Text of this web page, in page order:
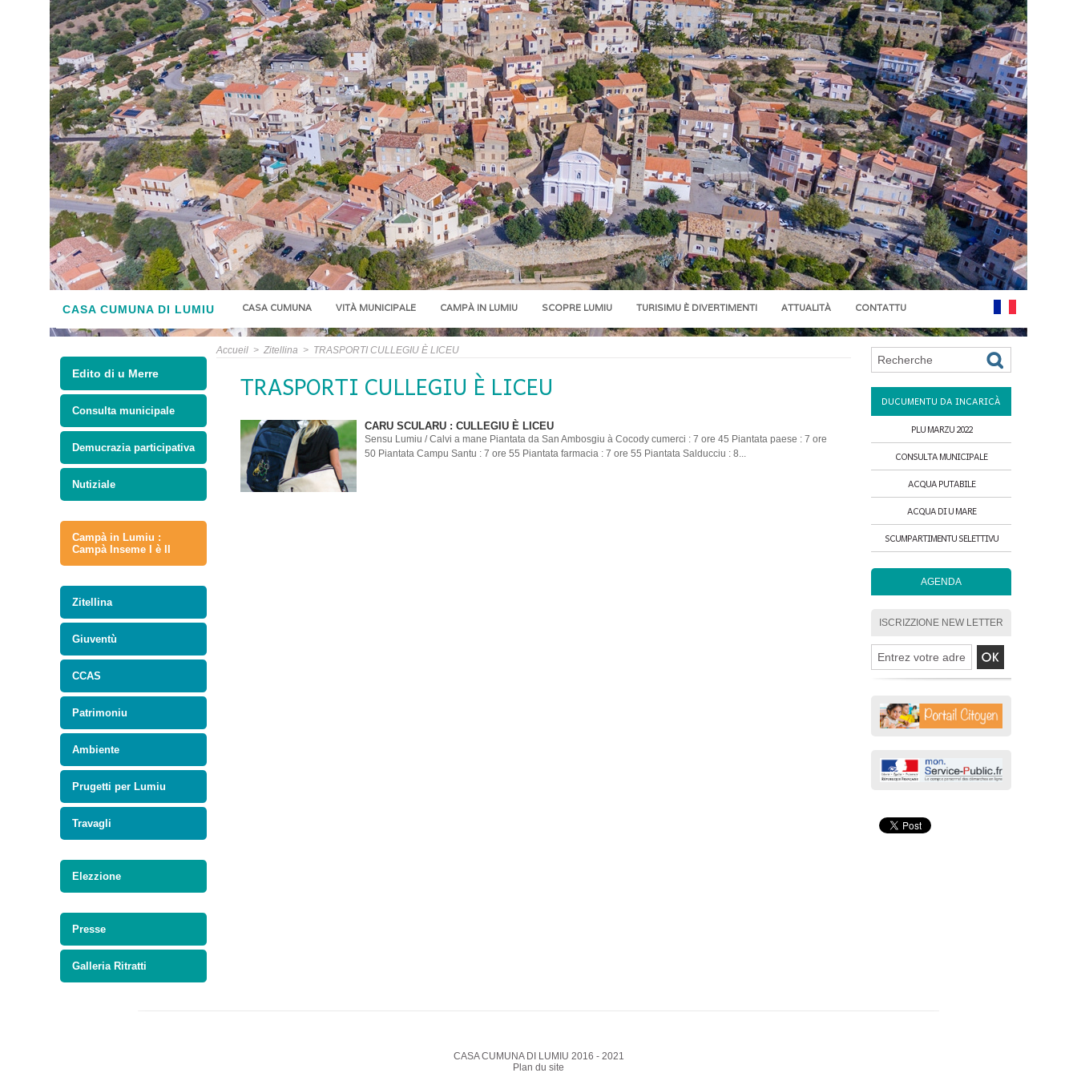
CASA CUMUNA DI LUMIU CASA CUMUNA VITÀ MUNICIPALE CAMPÀ IN LUMIU SCOPRE LUMIU TURISIMU È DIVERTIMENTI ATTUALITÀ CONTATTU
Edito di u Merre
Consulta municipale
Demucrazia participativa
Nutiziale
Campà in Lumiu :
Campà Inseme I è II
Zitellina
Giuventù
CCAS
Patrimoniu
Ambiente
Prugetti per Lumiu
Travagli
Elezzione
Presse
Galleria Ritratti
Accueil > Zitellina > TRASPORTI CULLEGIU È LICEU
TRASPORTI CULLEGIU È LICEU
CARU SCULARU : CULLEGIU È LICEU
Sensu Lumiu / Calvi a mane Piantata da San Ambosgiu à Cocody cumerci : 7 ore 45 Piantata paese : 7 ore
50 Piantata Campu Santu : 7 ore 55 Piantata farmacia : 7 ore 55 Piantata Salducciu : 8...
DUCUMENTU DA INCARICÀ
PLU MARZU 2022
CONSULTA MUNICIPALE
ACQUA PUTABILE
ACQUA DI U MARE
SCUMPARTIMENTU SELETTIVU
AGENDA
ISCRIZZIONE NEW LETTER
CASA CUMUNA DI LUMIU 2016 - 2021
Plan du site